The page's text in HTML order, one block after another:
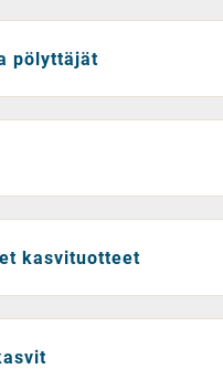
pölyttäjät
kasvituotteet